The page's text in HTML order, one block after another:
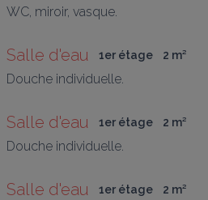
WC, miroir, vasque.
Salle d'eau 1er étage 2 m²
Douche individuelle.
Salle d'eau 1er étage 2 m²
Douche individuelle.
Salle d'eau 1er étage 2 m²